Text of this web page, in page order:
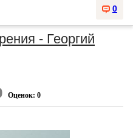
0
- Георгий
Оценок: 0